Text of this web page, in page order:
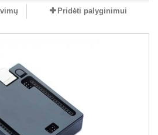
Pridėti palyginimui